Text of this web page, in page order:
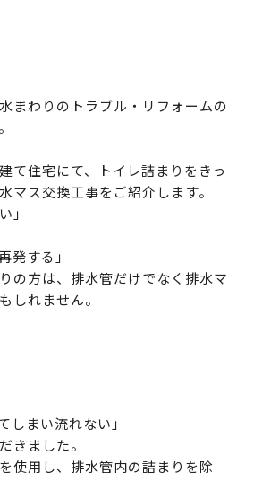
まわりのトラブル・リフォームの
て住宅にて、トイレ詰まりをきっ
マス交換工事をご紹介します。
」
発する」
の方は、排水管だけでなく排水マ
しれません。
しまい流れない」
きました。
使用し、排水管内の詰まりを除